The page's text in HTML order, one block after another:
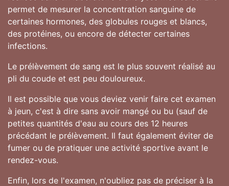
permet de mesurer la concentration sanguine de
certaines hormones, des globules rouges et blancs,
des protéines, ou encore de détecter certaines
infections.
Le prélèvement de sang est le plus souvent réalisé au
pli du coude et est peu douloureux.
Il est possible que vous deviez venir faire cet examen
à jeun, c'est à dire sans avoir mangé ou bu (sauf de
petites quantités d'eau au cours des 12 heures
précédant le prélèvement. Il faut également éviter de
fumer ou de pratiquer une activité sportive avant le
rendez-vous.
Enfin, lors de l'examen, n'oubliez pas de préciser à la